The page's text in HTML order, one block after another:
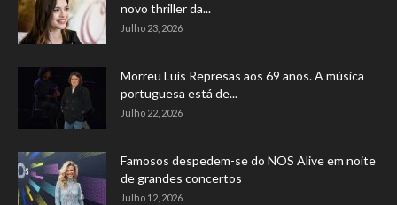
novo thriller da...
Julho 23, 2026
Morreu Luís Represas aos 69 anos. A música
portuguesa está de...
Julho 22, 2026
Famosos despedem-se do NOS Alive em noite
de grandes concertos
Julho 12, 2026